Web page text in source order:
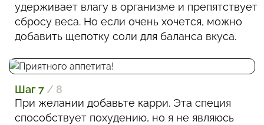
удерживает влагу в организме и препятствует
сбросу веса. Но если очень хочется, можно
добавить щепотку соли для баланса вкуса.
Шаг 7 / 8
При желании добавьте карри. Эта специя
способствует похудению, но я не являюсь